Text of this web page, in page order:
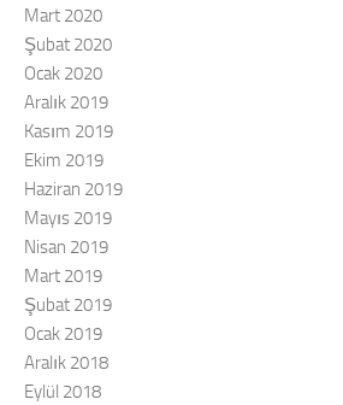
Mart 2020
Şubat 2020
Ocak 2020
Aralık 2019
Kasım 2019
Ekim 2019
Haziran 2019
Mayıs 2019
Nisan 2019
Mart 2019
Şubat 2019
Ocak 2019
Aralık 2018
Eylül 2018